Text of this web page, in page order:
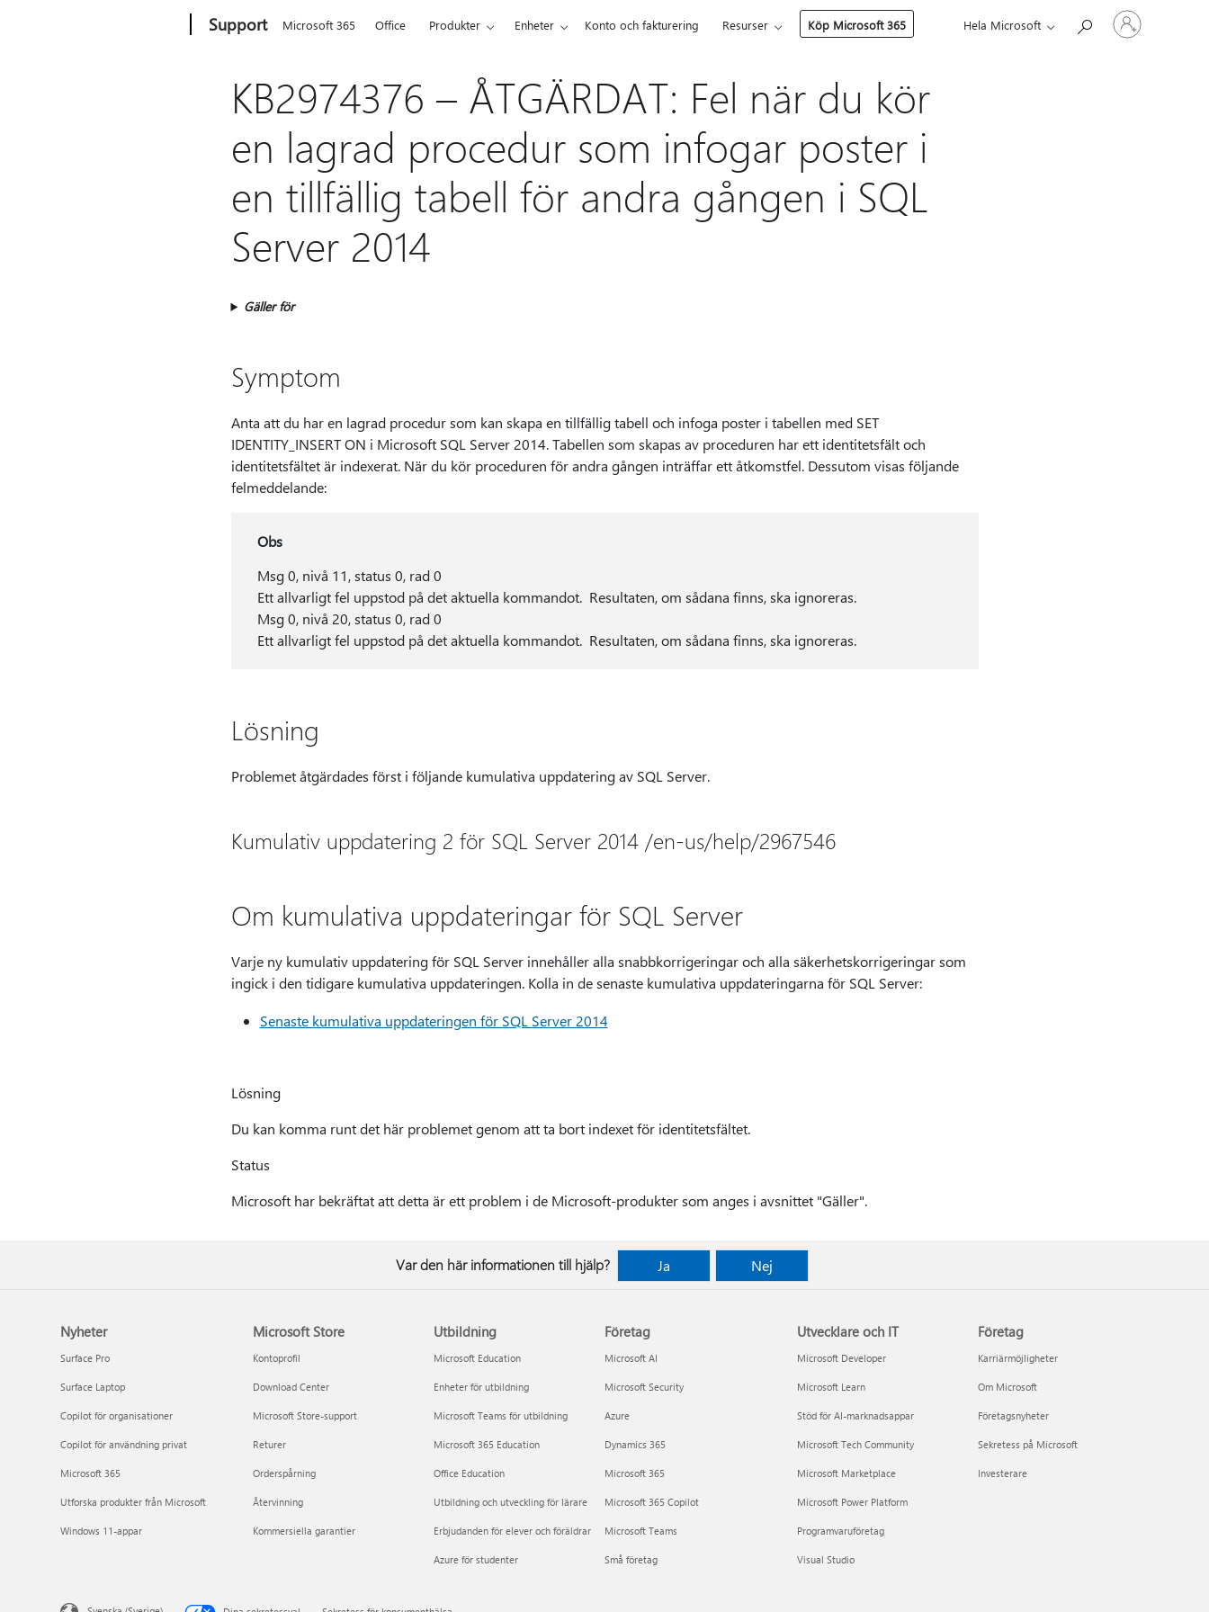
Support Microsoft 365 Office Produkter Enheter Konto och fakturering Resurser Köp Microsoft 365 Hela Microsoft
Logga
in
KB2974376 – ÅTGÄRDAT: Fel när du kör
en lagrad procedur som infogar poster i
en tillfällig tabell för andra gången i SQL
Server 2014
Gäller för
Symptom
Anta att du har en lagrad procedur som kan skapa en tillfällig tabell och infoga poster i tabellen med SET
IDENTITY_INSERT ON i Microsoft SQL Server 2014. Tabellen som skapas av proceduren har ett identitetsfält och
identitetsfältet är indexerat. När du kör proceduren för andra gången inträffar ett åtkomstfel. Dessutom visas följande
felmeddelande:
Obs
Msg 0, nivå 11, status 0, rad 0
Ett allvarligt fel uppstod på det aktuella kommandot. Resultaten, om sådana finns, ska ignoreras.
Msg 0, nivå 20, status 0, rad 0
Ett allvarligt fel uppstod på det aktuella kommandot. Resultaten, om sådana finns, ska ignoreras.
Lösning
Problemet åtgärdades först i följande kumulativa uppdatering av SQL Server.
Kumulativ uppdatering 2 för SQL Server 2014 /en-us/help/2967546
Om kumulativa uppdateringar för SQL Server
Varje ny kumulativ uppdatering för SQL Server innehåller alla snabbkorrigeringar och alla säkerhetskorrigeringar som
ingick i den tidigare kumulativa uppdateringen. Kolla in de senaste kumulativa uppdateringarna för SQL Server:
Senaste kumulativa uppdateringen för SQL Server 2014
Lösning
Du kan komma runt det här problemet genom att ta bort indexet för identitetsfältet.
Status
Microsoft har bekräftat att detta är ett problem i de Microsoft-produkter som anges i avsnittet "Gäller".
Var den här informationen till hjälp? Ja Nej
Nyheter
Surface Pro
Surface Laptop
Copilot för organisationer
Copilot för användning privat
Microsoft 365
Utforska produkter från Microsoft
Windows 11-appar
Microsoft Store
Kontoprofil
Download Center
Microsoft Store-support
Returer
Orderspårning
Återvinning
Kommersiella garantier
Utbildning
Microsoft Education
Enheter för utbildning
Microsoft Teams för utbildning
Microsoft 365 Education
Office Education
Utbildning och utveckling för lärare
Erbjudanden för elever och föräldrar
Azure för studenter
Företag
Microsoft AI
Microsoft Security
Azure
Dynamics 365
Microsoft 365
Microsoft 365 Copilot
Microsoft Teams
Små företag
Utvecklare och IT
Microsoft Developer
Microsoft Learn
Stöd för AI-marknadsappar
Microsoft Tech Community
Microsoft Marketplace
Microsoft Power Platform
Programvaruföretag
Visual Studio
Företag
Karriärmöjligheter
Om Microsoft
Företagsnyheter
Sekretess på Microsoft
Investerare